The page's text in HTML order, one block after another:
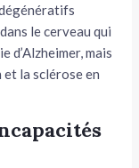
le cerveau qui
d’Alzheimer, mais
et la sclérose en